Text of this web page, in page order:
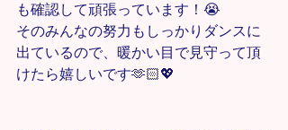
も確認して頑張っています！😭
そのみんなの努力もしっかりダンスに
出ているので、暖かい目で見守って頂
けたら嬉しいです🫶🏻💖